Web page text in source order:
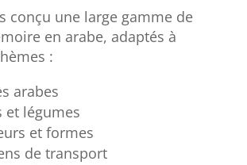
conçu une large gamme de
en arabe, adaptés à
:
arabes
et légumes
et formes
de transport